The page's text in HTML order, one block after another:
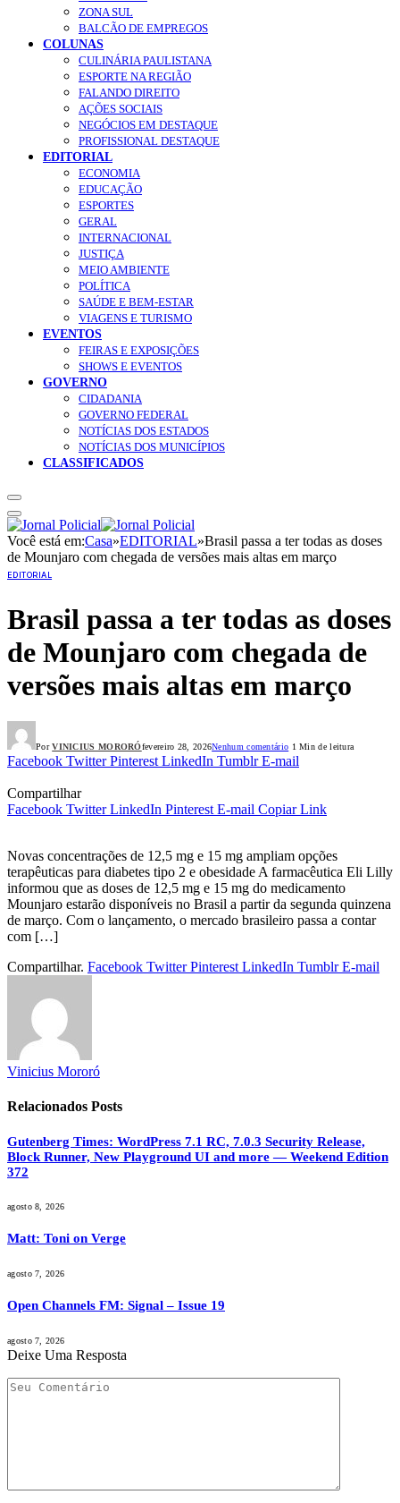
ZONA SUL
BALCÃO DE EMPREGOS
COLUNAS
CULINÁRIA PAULISTANA
ESPORTE NA REGIÃO
FALANDO DIREITO
AÇÕES SOCIAIS
NEGÓCIOS EM DESTAQUE
PROFISSIONAL DESTAQUE
EDITORIAL
ECONOMIA
EDUCAÇÃO
ESPORTES
GERAL
INTERNACIONAL
JUSTIÇA
MEIO AMBIENTE
POLÍTICA
SAÚDE E BEM-ESTAR
VIAGENS E TURISMO
EVENTOS
FEIRAS E EXPOSIÇÕES
SHOWS E EVENTOS
GOVERNO
CIDADANIA
GOVERNO FEDERAL
NOTÍCIAS DOS ESTADOS
NOTÍCIAS DOS MUNICÍPIOS
CLASSIFICADOS
Você está em:Casa»EDITORIAL»Brasil passa a ter todas as doses
de Mounjaro com chegada de versões mais altas em março
EDITORIAL
Brasil passa a ter todas as doses
de Mounjaro com chegada de
versões mais altas em março
Por VINICIUS MORORÓfevereiro 28, 2026Nenhum comentário 1 Min de leitura
Facebook Twitter Pinterest LinkedIn Tumblr E-mail
Compartilhar
Facebook Twitter LinkedIn Pinterest E-mail Copiar Link
Novas concentrações de 12,5 mg e 15 mg ampliam opções
terapêuticas para diabetes tipo 2 e obesidade A farmacêutica Eli Lilly
informou que as doses de 12,5 mg e 15 mg do medicamento
Mounjaro estarão disponíveis no Brasil a partir da segunda quinzena
de março. Com o lançamento, o mercado brasileiro passa a contar
com […]
Compartilhar. Facebook Twitter Pinterest LinkedIn Tumblr E-mail
Vinicius Mororó
Relacionados Posts
Gutenberg Times: WordPress 7.1 RC, 7.0.3 Security Release,
Block Runner, New Playground UI and more — Weekend Edition
372
agosto 8, 2026
Matt: Toni on Verge
agosto 7, 2026
Open Channels FM: Signal – Issue 19
agosto 7, 2026
Deixe Uma Resposta